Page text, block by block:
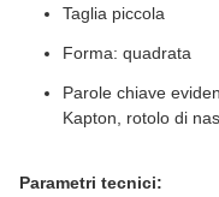
Taglia piccola
Forma: quadrata
Parole chiave
Kapton, rotolo di
Parametri tecnici: